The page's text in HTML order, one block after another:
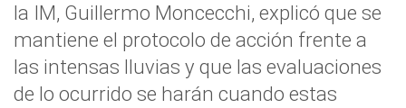
la IM, Guillermo Moncecchi, explicó que se
mantiene el protocolo de acción frente a
las intensas lluvias y que las evaluaciones
de lo ocurrido se harán cuando estas